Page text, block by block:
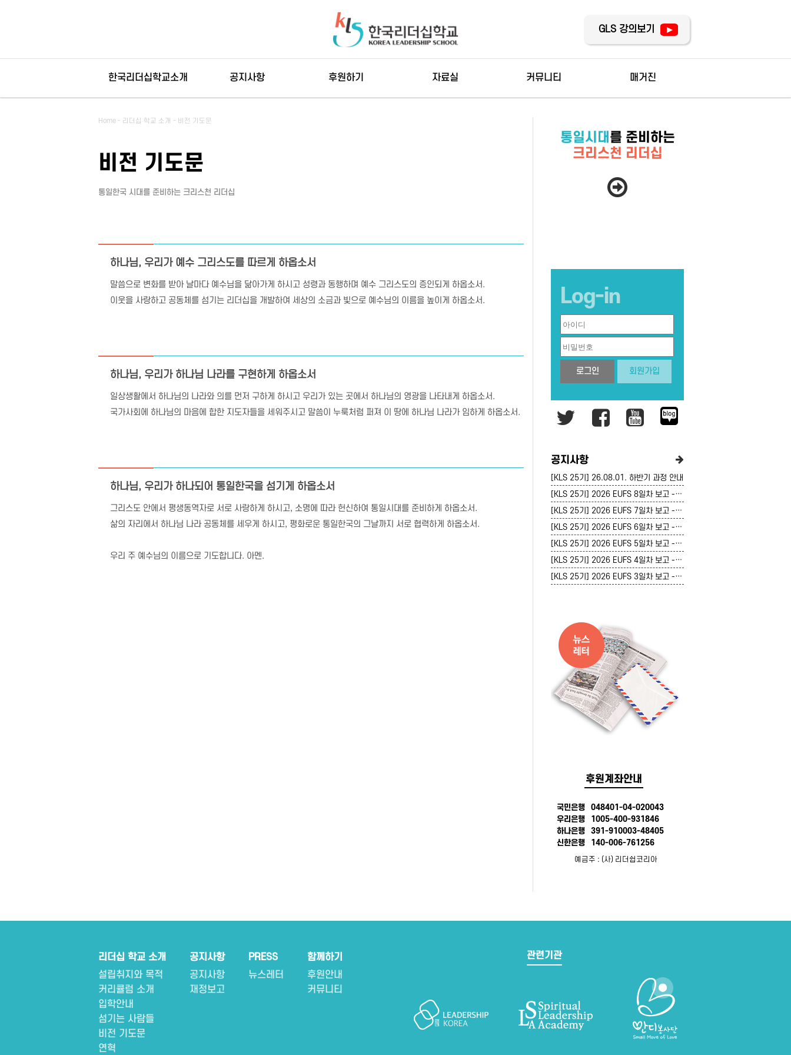
GLS 강의보기
한국리더십학교소개
설립취지와 목적
입학안내
연혁
공지사항 후원하기 자료실 커뮤니티
기수별카페
분과별카페
매거진
지난호
Home - 리더십 학교 소개 - 비전 기도문
비전 기도문
통일한국 시대를 준비하는 크리스천 리더십
하나님, 우리가 예수 그리스도를 따르게 하옵소서
말씀으로 변화를 받아 날마다 예수님을 닮아가게 하시고 성령과 동행하며 예수 그리스도의 증인되게 하옵소서.
이웃을 사랑하고 공동체를 섬기는 리더십을 개발하여 세상의 소금과 빛으로 예수님의 이름을 높이게 하옵소서.
하나님, 우리가 하나님 나라를 구현하게 하옵소서
일상생활에서 하나님의 나라와 의를 먼저 구하게 하시고 우리가 있는 곳에서 하나님의 영광을 나타내게 하옵소서.
국가사회에 하나님의 마음에 합한 지도자들을 세워주시고 말씀이 누룩처럼 퍼져 이 땅에 하나님 나라가 임하게 하옵소서.
하나님, 우리가 하나되어 통일한국을 섬기게 하옵소서
그리스도 안에서 평생동역자로 서로 사랑하게 하시고, 소명에 따라 헌신하여 통일시대를 준비하게 하옵소서.
삶의 자리에서 하나님 나라 공동체를 세우게 하시고, 평화로운 통일한국의 그날까지 서로 협력하게 하옵소서.
우리 주 예수님의 이름으로 기도합니다. 아멘.
통일시대 를 준비하는
크리스천 리더십
Log-in
로그인 회원가입
공지사항
[KLS 25기] 26.08.01. 하반기 과정 안내
[KLS 25기] 2026 EUFS 8일차 보고 - 7/25(토)
[KLS 25기] 2026 EUFS 7일차 보고 - 7/24(금)
[KLS 25기] 2026 EUFS 6일차 보고 - 7/23(목)
[KLS 25기] 2026 EUFS 5일차 보고 - 7/22(수)
[KLS 25기] 2026 EUFS 4일차 보고 - 7/21(화)
[KLS 25기] 2026 EUFS 3일차 보고 - 7/20(월)
후원계좌안내
국민은행
048401-04-020043
우리은행
1005-400-931846
하나은행
391-910003-48405
신한은행
140-006-761256
예금주 : (사) 리더쉽코리아
리더십 학교 소개
설립취지와 목적
커리큘럼 소개
입학안내
섬기는 사람들
비전 기도문
연혁
공지사항
공지사항
재정보고
PRESS
뉴스레터
함께하기
후원안내
커뮤니티
관련기관